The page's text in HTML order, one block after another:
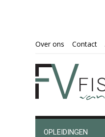
hoofdnavigatie
Over ons Contact
OPLEIDINGEN